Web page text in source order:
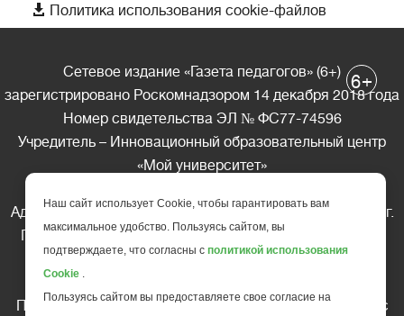
 Политика использования cookie-файлов
Сетевое издание «Газета педагогов» (6+)
зарегистрировано Роскомнадзором 14 декабря 2018 года
Номер свидетельства ЭЛ № ФС77-74596
Учредитель – Инновационный образовательный центр
«Мой университет»
Адрес редакции: 185035 Россия, Республика Карелия, г.
Петрозаводск, ул. Фридриха Энгельса д.10, офис 211
Телефон редакции: +7 (499) 685-10-45
Перепечатка материалов газеты допускается только c
6+
Наш сайт использует Cookie, чтобы гарантировать вам
максимальное удобство. Пользуясь сайтом, вы
подтверждаете, что согласны с политикой использования
Cookie .
Пользуясь сайтом вы предоставляете свое согласие на